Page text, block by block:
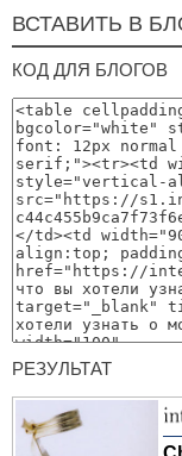
ВСТАВИТЬ В
КОД ДЛЯ БЛОГОВ
РЕЗУЛЬТАТ